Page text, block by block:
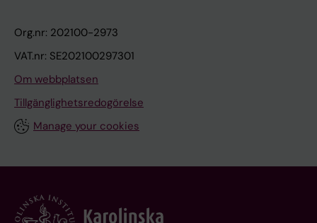
Org.nr: 202100-2973
VAT.nr: SE202100297301
Om webbplatsen
Tillgänglighetsredogörelse
Manage your cookies